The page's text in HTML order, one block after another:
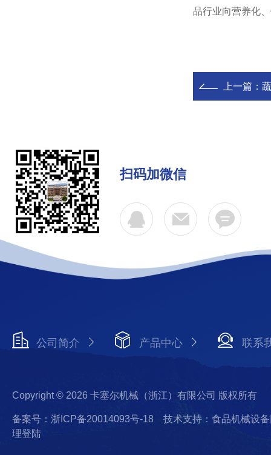
品行业向营养化
上一篇：
扫码加微信
公司简介 产品中心 联系
Copyright © 2026 卡塞尔机械（浙江）有限公司 版权所有
备案号：浙ICP备20014093号-18
技术支持：食品机械设
理登陆